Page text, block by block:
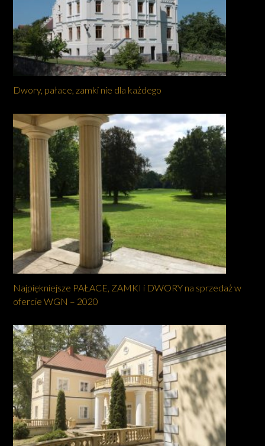
Dwory, pałace, zamki nie dla każdego
Najpiękniejsze PAŁACE, ZAMKI i DWORY na sprzedaż w
ofercie WGN – 2020